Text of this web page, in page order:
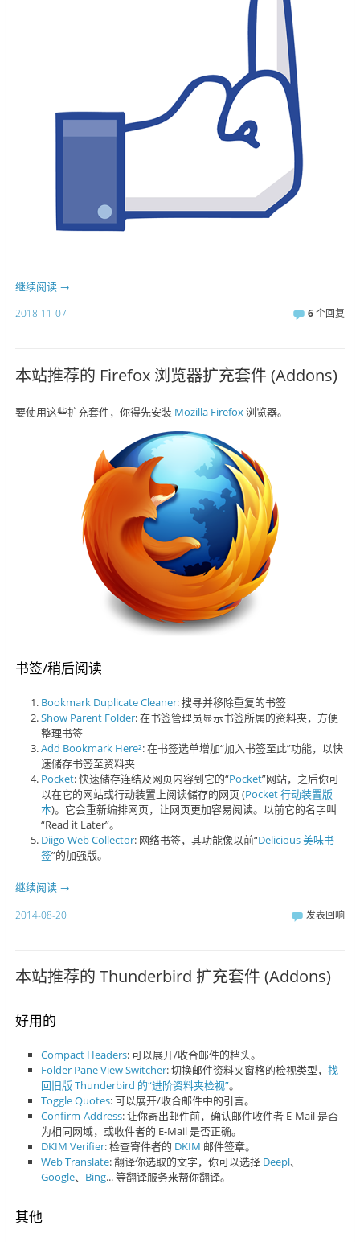
继续阅读 →
2018-11-07 6个回复
本站推荐的 Firefox 浏览器扩充套件 (Addons)
要使用这些扩充套件，你得先安装 Mozilla Firefox浏览器。
书签/稍后阅读
Bookmark Duplicate Cleaner: 搜寻并移除重复的书签
Show Parent Folder: 在书签管理员显示书签所属的资料夹，方便
整理书签
Add Bookmark Here²: 在书签选单增加“加入书签至此”功能，以快
速储存书签至资料夹
Pocket: 快速储存连结及网页内容到它的“Pocket”网站，之后你可
以在它的网站或行动装置上阅读储存的网页 (Pocket 行动装置版
本)。它会重新编排网页，让网页更加容易阅读。以前它的名字叫
“Read it Later”。
Diigo Web Collector: 网络书签，其功能像以前“Delicious 美味书
签”的加强版。
继续阅读 →
2014-08-20 发表回响
本站推荐的 Thunderbird 扩充套件 (Addons)
好用的
Compact Headers: 可以展开/收合邮件的档头。
Folder Pane View Switcher: 切换邮件资料夹窗格的检视类型，找
回旧版 Thunderbird 的“进阶资料夹检视”。
Toggle Quotes: 可以展开/收合邮件中的引言。
Confirm-Address: 让你寄出邮件前，确认邮件收件者 E-Mail 是否
为相同网域，或收件者的 E-Mail 是否正确。
DKIM Verifier: 检查寄件者的 DKIM 邮件签章。
Web Translate: 翻译你选取的文字，你可以选择 Deepl、
Google、 Bing... 等翻译服务来帮你翻译。
其他